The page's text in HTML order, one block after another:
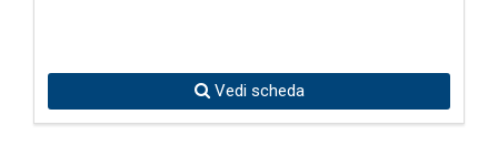
Vedi scheda